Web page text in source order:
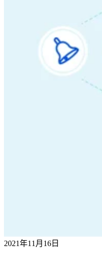
2021年11月16日